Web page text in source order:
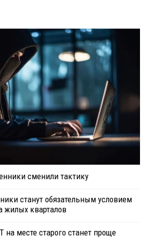
сменили тактику
станут обязательным условием
жилых кварталов
на месте старого станет проще